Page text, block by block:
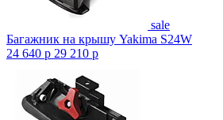
sale
Багажник на крышу Yakima S24W
24 640 p 29 210 p